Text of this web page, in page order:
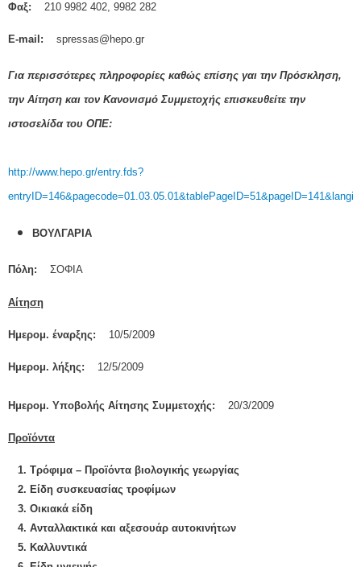
Φαξ: 210 9982 402, 9982 282
Ε-mail: spressas@hepo.gr
Για περισσότερες πληροφορίες καθώς επίσης γαι την Πρόσκληση,
την Αίτηση και τον Κανονισμό Συμμετοχής επισκευθείτε την
ιστοσελίδα του ΟΠΕ:
http://www.hepo.gr/entry.fds?
ΒΟΥΛΓΑΡΙΑ
Πόλη: ΣΟΦΙΑ
Αίτηση
Ημερομ. έναρξης: 10/5/2009
Ημερομ. λήξης: 12/5/2009
Ημερομ. Υποβολής Αίτησης Συμμετοχής: 20/3/2009
Προϊόντα
1. Τρόφιμα – Προϊόντα βιολογικής γεωργίας
2. Είδη συσκευασίας τροφίμων
3. Οικιακά είδη
4. Ανταλλακτικά και αξεσουάρ αυτοκινήτων
5. Καλλυντικά